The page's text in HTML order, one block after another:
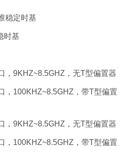
稳定时基
时基
9KHZ~8.5GHZ，无T型偏置器
100KHZ~8.5GHZ，带T型偏置
9KHZ~8.5GHZ，无T型偏置器
100KHZ~8.5GHZ，带T型偏置